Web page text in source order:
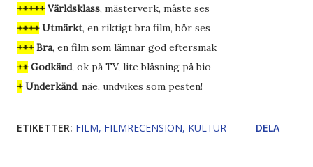
+++++Världsklass, mästerverk, måste ses
++++Utmärkt, en riktigt bra film, bör ses
+++Bra, en film som lämnar god eftersmak
++Godkänd, ok på TV, lite blåsning på bio
+Underkänd, näe, undvikes som pesten!
ETIKETTER: FILM FILMRECENSION KULTUR DELA